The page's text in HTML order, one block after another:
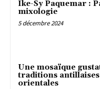
Ike-Sy Paquemar :
mixologie
5 décembre 2024
Une mosaïque
traditions antillaises
orientales